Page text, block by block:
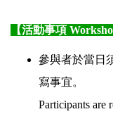
【活動事項
參與者於當日
寫事宜。
Participants are